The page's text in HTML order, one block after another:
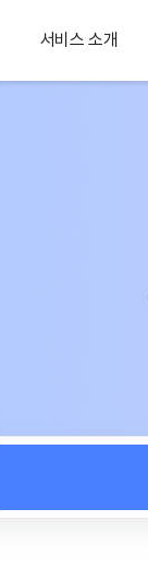
서비스 소개